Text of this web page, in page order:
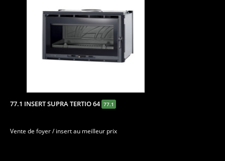
77.1 INSERT SUPRA TERTIO 64 77.1
Vente de foyer / insert au meilleur prix